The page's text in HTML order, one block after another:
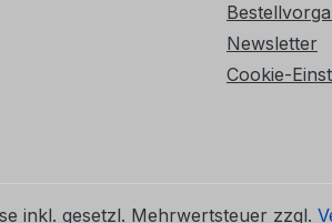
Newsletter
Cookie-
inkl. gesetzl. Mehrwertsteuer zzgl.